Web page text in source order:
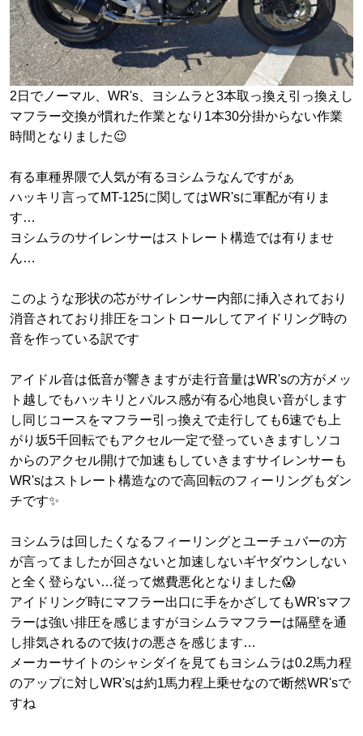
2日でノーマル、WR's、ヨシムラと3本取っ換え引っ換えし
マフラー交換が慣れた作業となり1本30分掛からない作業
時間となりました😉
有る車種界隈で人気が有るヨシムラなんですがぁ
ハッキリ言ってMT-125に関してはWR'sに軍配が有りま
す…
ヨシムラのサイレンサーはストレート構造では有りませ
ん…
このような形状の芯がサイレンサー内部に挿入されており
消音されており排圧をコントロールしてアイドリング時の
音を作っている訳です
アイドル音は低音が響きますが走行音量はWR'sの方がメッ
ト越しでもハッキリとパルス感が有る心地良い音がします
し同じコースをマフラー引っ換えで走行しても6速でも上
がり坂5千回転でもアクセル一定で登っていきますしソコ
からのアクセル開けで加速もしていきますサイレンサーも
WR'sはストレート構造なので高回転のフィーリングもダン
チです✨
ヨシムラは回したくなるフィーリングとユーチュバーの方
が言ってましたが回さないと加速しないギヤダウンしない
と全く登らない…従って燃費悪化となりました😱
アイドリング時にマフラー出口に手をかざしてもWR'sマフ
ラーは強い排圧を感じますがヨシムラマフラーは隔壁を通
し排気されるので抜けの悪さを感じます…
メーカーサイトのシャシダイを見てもヨシムラは0.2馬力程
のアップに対しWR'sは約1馬力程上乗せなので断然WR'sで
すね